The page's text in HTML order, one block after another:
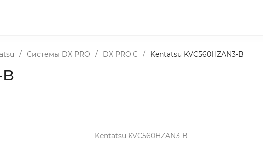
/ Системы DX PRO / DX PRO C / Kentatsu KVC560HZAN3-B
Kentatsu KVC560HZAN3-B